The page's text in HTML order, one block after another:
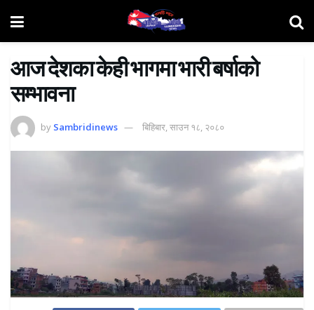
आज देशका केही भागमा भारी बर्षाको
सम्भावना
by Sambridinews बिहिबार, साउन १८, २०८०